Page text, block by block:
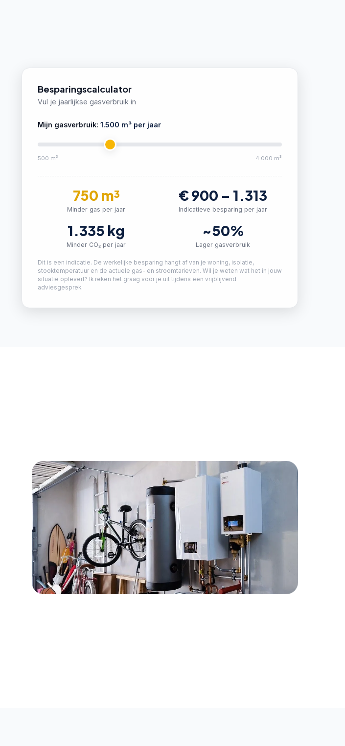
Besparingscalculator
Vul je jaarlijkse gasverbruik in
Mijn gasverbruik: 1.500 m³ per jaar
500 m³ 4.000 m³
750 m³
Minder gas per jaar
€900 – 1.313
Indicatieve besparing per jaar
1.335 kg
Minder CO₂ per jaar
~50%
Lager gasverbruik
Dit is een indicatie. De werkelijke besparing hangt af van je woning, isolatie,
stooktemperatuur en de actuele gas- en stroomtarieven. Wil je weten wat het in jouw
situatie oplevert? Ik reken het graag voor je uit tijdens een vrijblijvend
adviesgesprek.